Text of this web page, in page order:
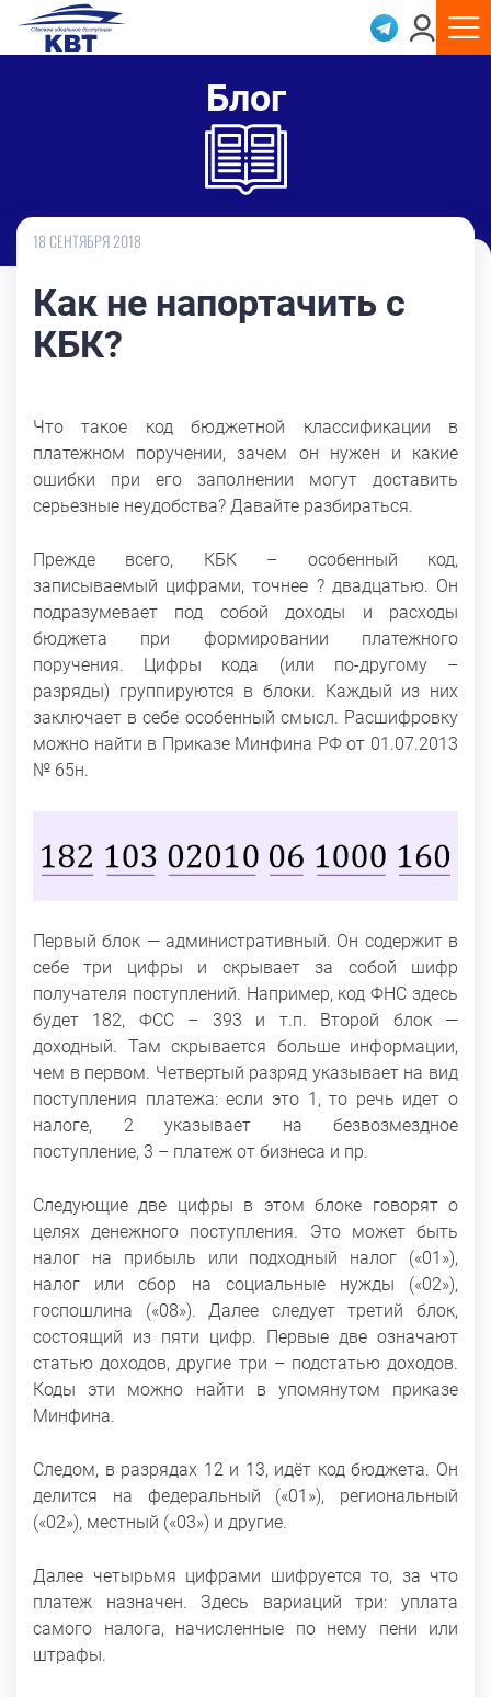
Блог
18 СЕНТЯБРЯ 2018
Как не напортачить с
КБК?
Что такое код бюджетной классификации в
платежном поручении, зачем он нужен и какие
ошибки при его заполнении могут доставить
серьезные неудобства? Давайте разбираться.
Прежде всего, КБК – особенный код,
записываемый цифрами, точнее ? двадцатью. Он
подразумевает под собой доходы и расходы
бюджета при формировании платежного
поручения. Цифры кода (или по-другому –
разряды) группируются в блоки. Каждый из них
заключает в себе особенный смысл. Расшифровку
можно найти в Приказе Минфина РФ от 01.07.2013
№ 65н.
Первый блок — административный. Он содержит в
себе три цифры и скрывает за собой шифр
получателя поступлений. Например, код ФНС здесь
будет 182, ФСС – 393 и т.п. Второй блок —
доходный. Там скрывается больше информации,
чем в первом. Четвертый разряд указывает на вид
поступления платежа: если это 1, то речь идет о
налоге, 2 указывает на безвозмездное
поступление, 3 – платеж от бизнеса и пр.
Следующие две цифры в этом блоке говорят о
целях денежного поступления. Это может быть
налог на прибыль или подходный налог («01»),
налог или сбор на социальные нужды («02»),
госпошлина («08»). Далее следует третий блок,
состоящий из пяти цифр. Первые две означают
статью доходов, другие три – подстатью доходов.
Коды эти можно найти в упомянутом приказе
Минфина.
Следом, в разрядах 12 и 13, идёт код бюджета. Он
делится на федеральный («01»), региональный
(«02»), местный («03») и другие.
Далее четырьмя цифрами шифруется то, за что
платеж назначен. Здесь вариаций три: уплата
самого налога, начисленные по нему пени или
штрафы.